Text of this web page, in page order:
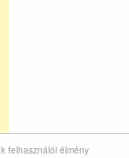
felhasználói élmény